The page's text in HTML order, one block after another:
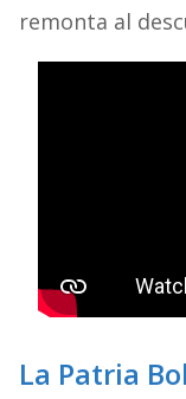
remonta al
La Patria